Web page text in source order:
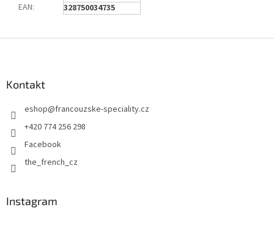
EAN: 328750034735
Kontakt
eshop@francouzske-speciality.cz
+420 774 256 298
Facebook
the_french_cz
Instagram